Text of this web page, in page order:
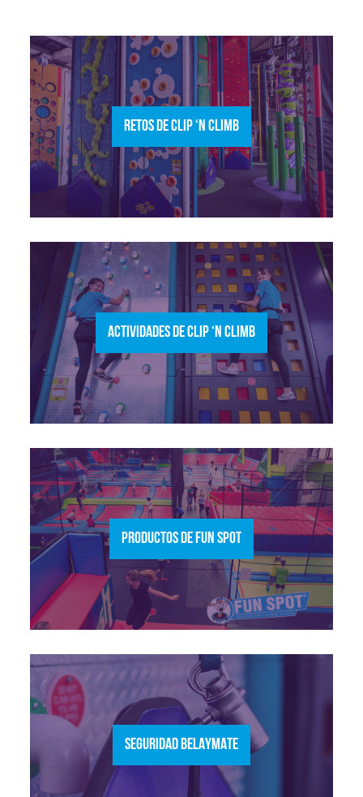
RETOS DE CLIP ‘N CLIMB
ACTIVIDADES DE CLIP ‘N CLIMB
PRODUCTOS DE FUN SPOT
SEGURIDAD BELAYMATE